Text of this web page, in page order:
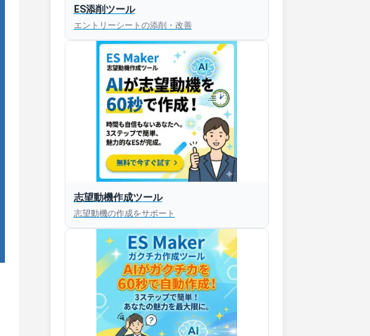
ES添削ツール
エントリーシートの添削・改善
志望動機作成ツール
志望動機の作成をサポート